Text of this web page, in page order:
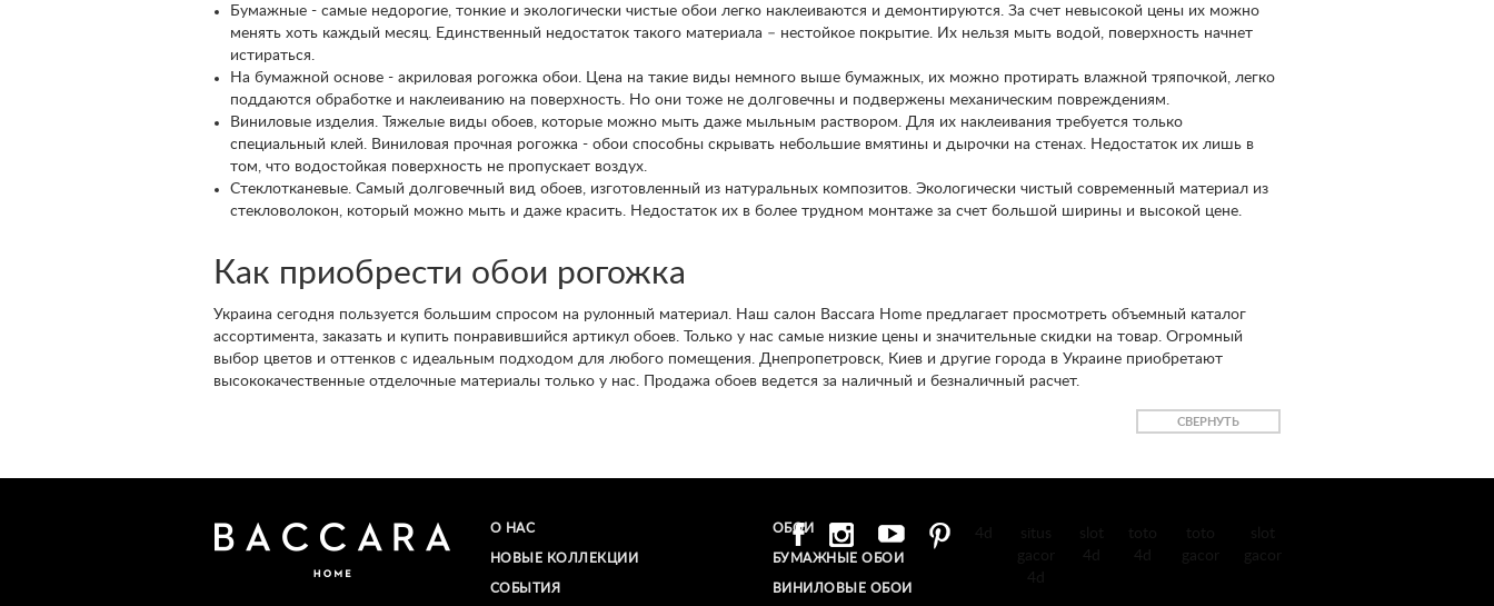
Бумажные - самые недорогие, тонкие и экологически чистые обои легко наклеиваются и демонтируются. За счет невысокой цены их можно
менять хоть каждый месяц. Единственный недостаток такого материала – нестойкое покрытие. Их нельзя мыть водой, поверхность начнет
истираться.
На бумажной основе - акриловая рогожка обои. Цена на такие виды немного выше бумажных, их можно протирать влажной тряпочкой, легко
поддаются обработке и наклеиванию на поверхность. Но они тоже не долговечны и подвержены механическим повреждениям.
Виниловые изделия. Тяжелые виды обоев, которые можно мыть даже мыльным раствором. Для их наклеивания требуется только
специальный клей. Виниловая прочная рогожка - обои способны скрывать небольшие вмятины и дырочки на стенах. Недостаток их лишь в
том, что водостойкая поверхность не пропускает воздух.
Стеклотканевые. Самый долговечный вид обоев, изготовленный из натуральных композитов. Экологически чистый современный материал из
стекловолокон, который можно мыть и даже красить. Недостаток их в более трудном монтаже за счет большой ширины и высокой цене.
Как приобрести обои рогожка
Украина сегодня пользуется большим спросом на рулонный материал. Наш салон Baccara Home предлагает просмотреть объемный каталог
ассортимента, заказать и купить понравившийся артикул обоев. Только у нас самые низкие цены и значительные скидки на товар. Огромный
выбор цветов и оттенков с идеальным подходом для любого помещения. Днепропетровск, Киев и другие города в Украине приобретают
высококачественные отделочные материалы только у нас. Продажа обоев ведется за наличный и безналичный расчет.
СВЕРНУТЬ
О НАС
НОВЫЕ КОЛЛЕКЦИИ
СОБЫТИЯ
ОБОИ
БУМАЖНЫЕ ОБОИ
ВИНИЛОВЫЕ ОБОИ​